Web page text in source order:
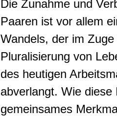
Die Zunahme und
Paaren ist vor allem
Wandels, der im
Pluralisierung von
des heutigen
abverlangt. Wie
gemeinsames